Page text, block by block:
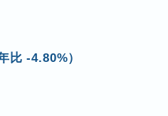
比 -4.80%）